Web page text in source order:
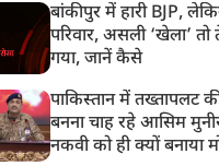
बांकीपुर में हारी BJP,
परिवार, असली ‘खेला’
गया, जानें कैसे
पाकिस्तान में तख्तापलट
बनना चाह रहे आसिम
नकवी को ही क्यों बनाया